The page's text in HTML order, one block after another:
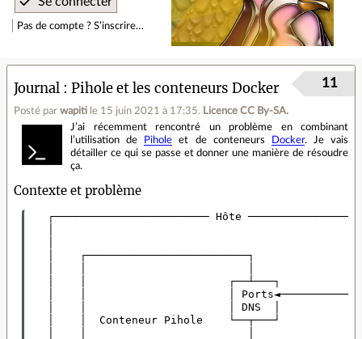
Pas de compte ? S’inscrire…
Journal Pihole et les conteneurs Docker
Posté par wapiti le 15 juin 2021 à 17:35. Licence CC By‑SA.
11
J’ai récemment rencontré un problème en combinant
l’utilisation de
Pihole et de conteneurs Docker. Je vais
détailler ce qui se passe et donner une manière de résoudre
ça.
Contexte et problème
┌──────────────────────── Hôte
│    ┌─────────────────────────┐
│    │                      ┌──┴───┐
│    │                      │
│    │                      │ DNS  │
│    │  Conteneur Pihole    └──┬───┘